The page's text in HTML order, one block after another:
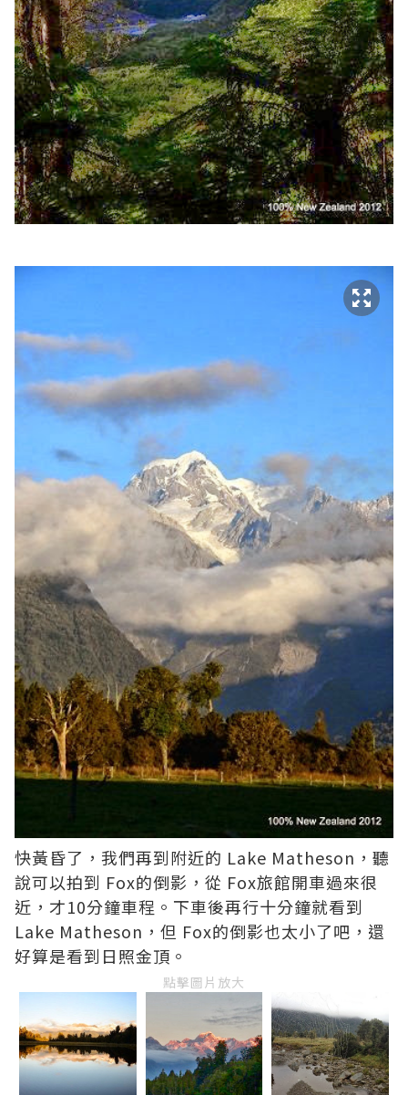
快黃昏了，我們再到附近的 Lake Matheson，聽
說可以拍到 Fox的倒影，從 Fox旅館開車過來很
近，才10分鐘車程。下車後再行十分鐘就看到
Lake Matheson，但 Fox的倒影也太小了吧，還
好算是看到日照金頂。
點擊圖片放大